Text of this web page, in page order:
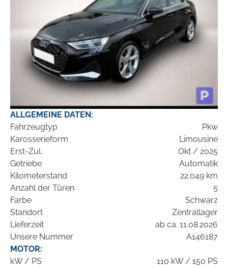
ALLGEMEINE DATEN:
Fahrzeugtyp
Pkw
Karosserieform
Limousine
Erst-Zul.
Okt / 2025
Getriebe
Automatik
Kilometerstand
22.049 km
Anzahl der Türen
5
Farbe
Schwarz
Standort
Zentrallager
Lieferzeit
ab ca. 11.08.2026
Unsere Nummer
A146187
MOTOR:
kW / PS
110 kW / 150 PS